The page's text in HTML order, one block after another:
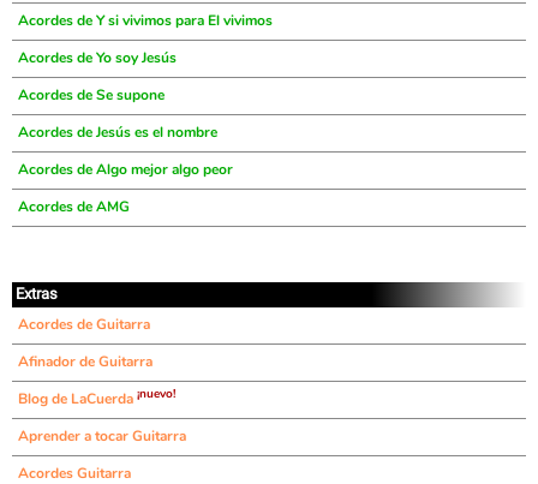
Acordes de Y si vivimos para El vivimos
Acordes de Yo soy Jesús
Acordes de Se supone
Acordes de Jesús es el nombre
Acordes de Algo mejor algo peor
Acordes de AMG
Extras
Acordes de Guitarra
Afinador de Guitarra
Blog de LaCuerda ¡nuevo!
Aprender a tocar Guitarra
Acordes Guitarra